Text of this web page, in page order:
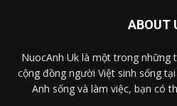
ABOUT
NuocAnh Uk là một trong những
cộng đồng người Việt sinh sống
Anh sống và làm việc, bạn có